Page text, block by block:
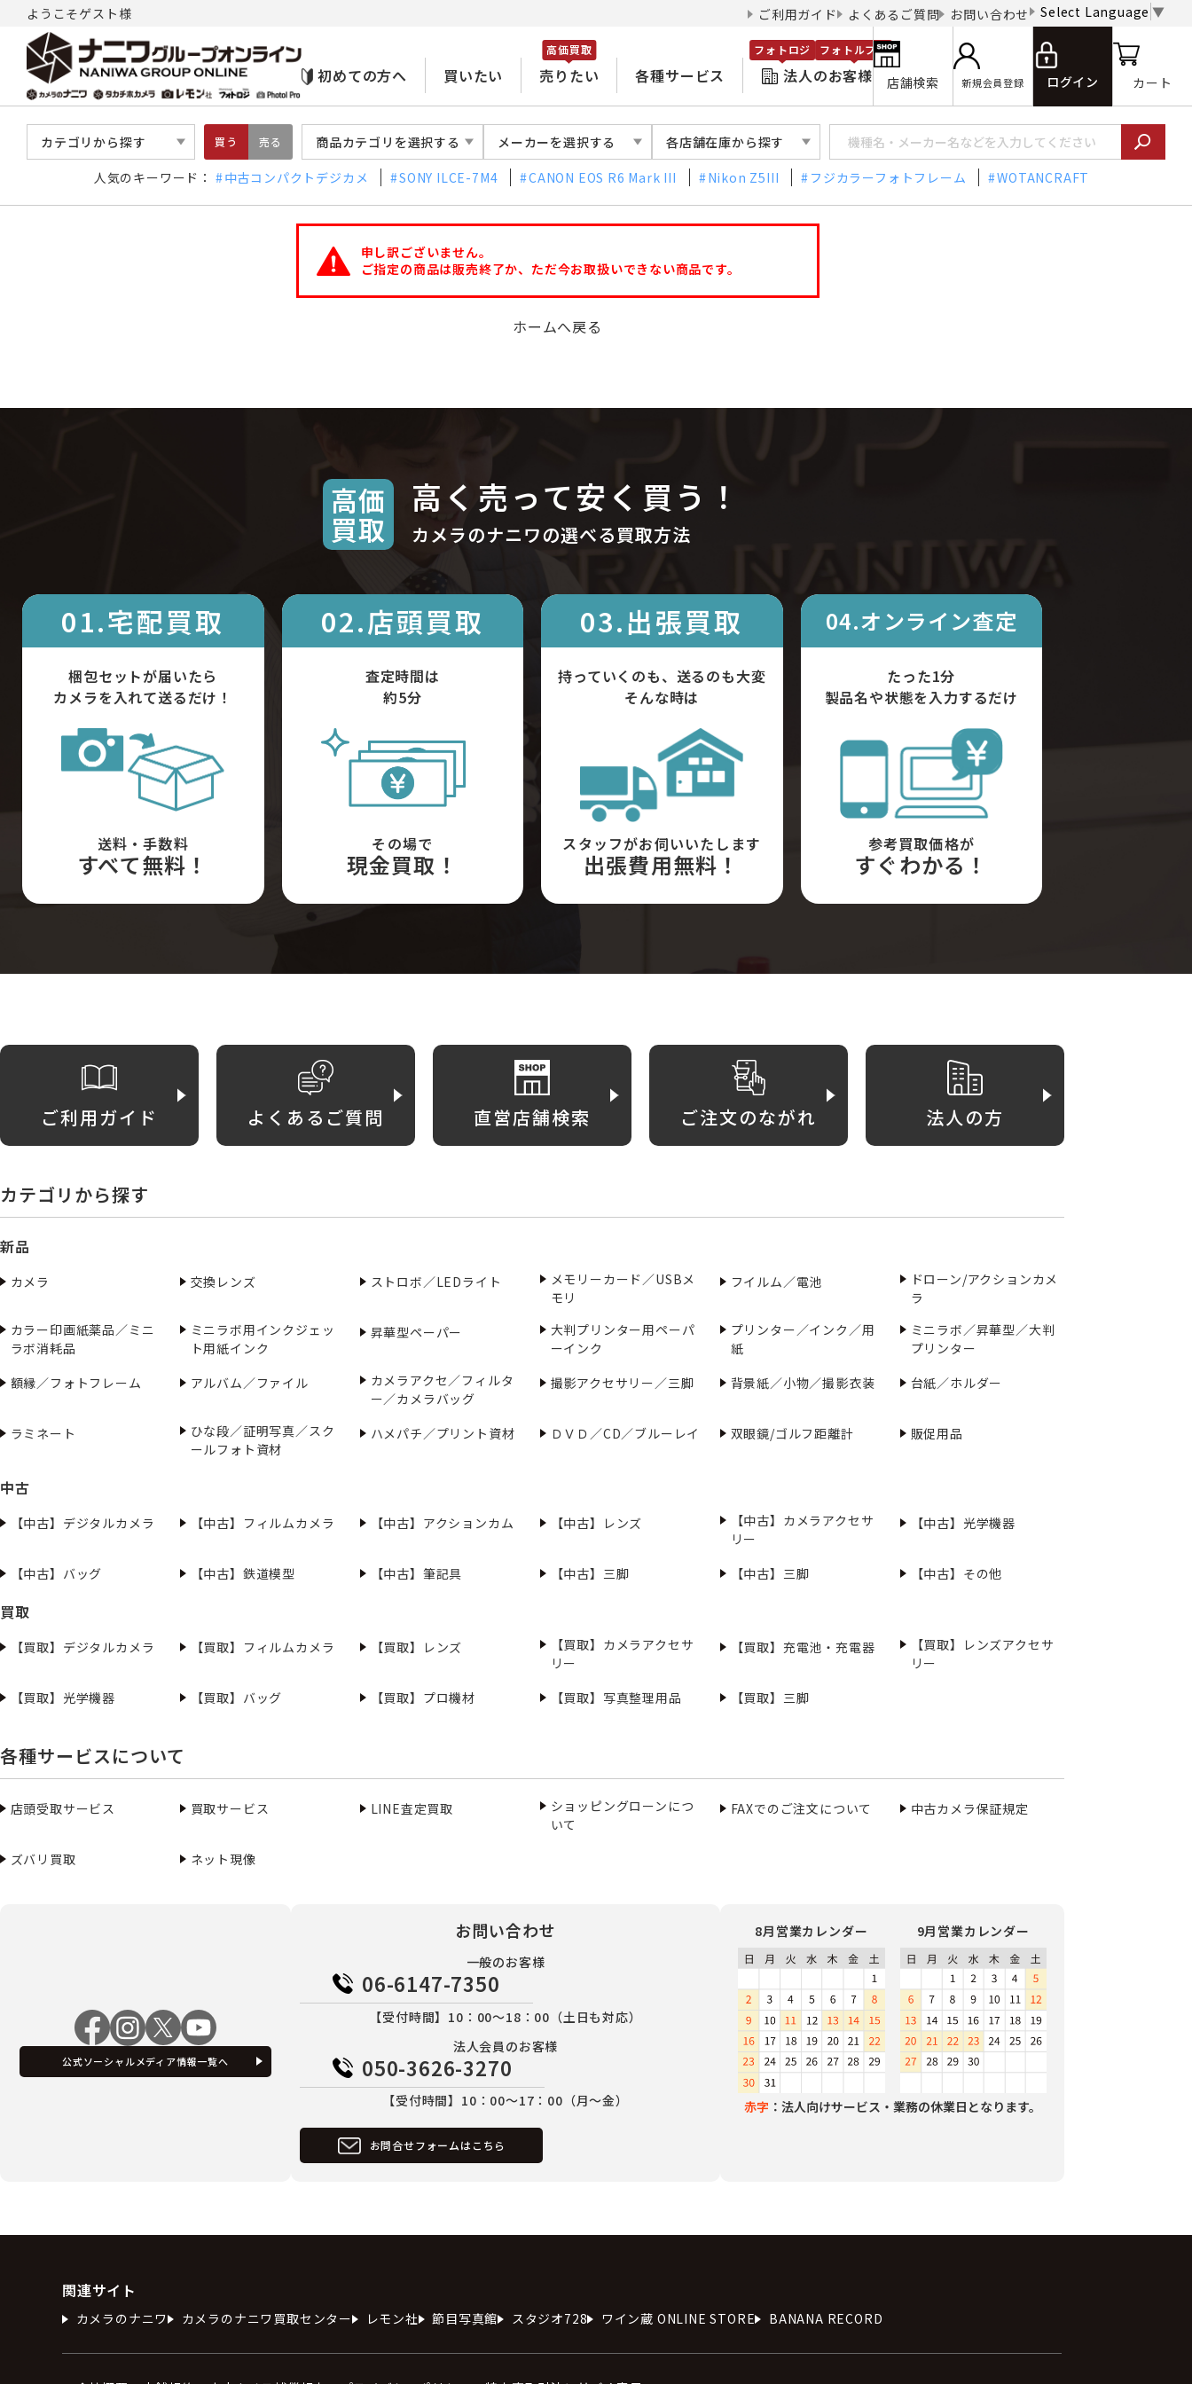
ようこそゲスト様 ご利用ガイド よくあるご質問 お問い合わせ Select Language ▼
初めての方へ 買いたい 売りたい
高価買取
各種サービス 法人のお客様
フォトロジ フォトルプロ
店舗検索 新規会員登録 ログイン カート
カテゴリから探す 買う 売る 商品カテゴリを選択する メーカーを選択する 各店舗在庫から探す
人気のキーワード： 中古コンパクトデジカメ SONY ILCE-7M4 CANON EOS R6 Mark III Nikon Z5III フジカラーフォトフレーム WOTANCRAFT
申し訳ございません。
ご指定の商品は販売終了か、ただ今お取扱いできない商品です。
ホームへ戻る
高価
買取
高く売って安く買う！
カメラのナニワの選べる買取方法
01.宅配買取
梱包セットが届いたら
カメラを入れて送るだけ！
送料・手数料
すべて無料！
02.店頭買取
査定時間は
約5分
その場で
現金買取！
03.出張買取
持っていくのも、送るのも大変
そんな時は
スタッフがお伺いいたします
出張費用無料！
04.オンライン査定
たった1分
製品名や状態を入力するだけ
参考買取価格が
すぐわかる！
ご利用ガイド よくあるご質問 直営店舗検索 ご注文のながれ 法人の方
カテゴリから探す
新品
カメラ 交換レンズ ストロボ／LEDライト
メモリーカード／USBメ
モリ
フイルム／電池
ドローン/アクションカメ
ラ
カラー印画紙薬品／ミニ
ラボ消耗品
ミニラボ用インクジェッ
ト用紙インク
昇華型ペーパー
大判プリンター用ペーパ
ーインク
プリンター／インク／用
紙
ミニラボ／昇華型／大判
プリンター
額縁／フォトフレーム
アルバム／ファイル
カメラアクセ／フィルタ
ー／カメラバッグ
撮影アクセサリー／三脚 背景紙／小物／撮影衣装 台紙／ホルダー
ラミネート
ひな段／証明写真／スク
ールフォト資材
ハメパチ／プリント資材 ＤＶＤ／CD／ブルーレイ 双眼鏡/ゴルフ距離計 販促用品
中古
【中古】デジタルカメラ 【中古】フィルムカメラ 【中古】アクションカム 【中古】レンズ
【中古】カメラアクセサ
リー
【中古】光学機器
【中古】バッグ 【中古】鉄道模型 【中古】筆記具 【中古】三脚 【中古】三脚 【中古】その他
買取
【買取】デジタルカメラ 【買取】フィルムカメラ 【買取】レンズ
【買取】カメラアクセサ
リー
【買取】充電池・充電器
【買取】レンズアクセサ
リー
【買取】光学機器
【買取】バッグ 【買取】プロ機材 【買取】写真整理用品 【買取】三脚
各種サービスについて
店頭受取サービス 買取サービス LINE査定買取
ショッピングローンにつ
いて
FAXでのご注文について 中古カメラ保証規定
ズバリ買取 ネット現像
公式ソーシャルメディア情報一覧へ
お問い合わせ
一般のお客様
06-6147-7350
【受付時間】10：00～18：00（土日も対応）
法人会員のお客様
050-3626-3270
【受付時間】10：00～17：00（月～金）
お問合せフォームはこちら
8月営業カレンダー 9月営業カレンダー
赤字 ：法人向けサービス・業務の休業日となります。
関連サイト
カメラのナニワ カメラのナニワ買取センター レモン社 節目写真館 スタジオ728 ワイン蔵 ONLINE STORE BANANA RECORD